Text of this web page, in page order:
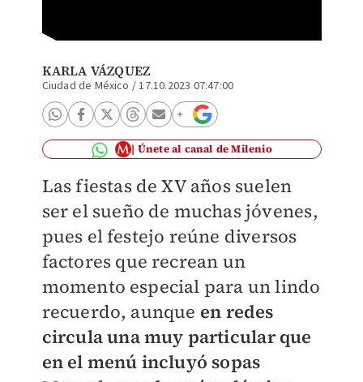
KARLA VÁZQUEZ
Ciudad de México /17.10.2023 07:47:00
Únete al canal de Milenio
Las fiestas de XV años suelen
ser el sueño de muchas jóvenes,
pues el festejo reúne diversos
factores que recrean un
momento especial para un lindo
recuerdo, aunque en redes
circula una muy particular que
en el menú incluyó sopas